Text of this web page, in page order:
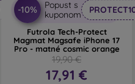
-10%
Popust s
kuponom
Futrola Tech-Protect
Magmat Magsafe iPhone 17
Pro - matné cosmic orange
19,90 €
17,91 €